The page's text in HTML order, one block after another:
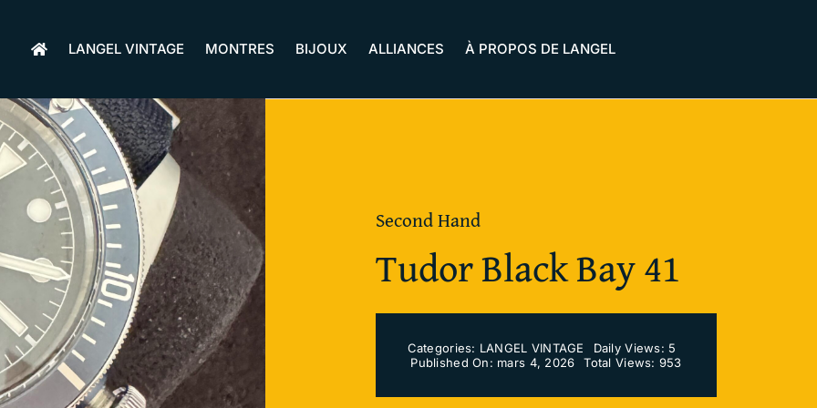
LANGEL VINTAGE MONTRES BIJOUX ALLIANCES À PROPOS DE LANGEL
Second Hand
Tudor Black Bay 41
Categories: LANGEL VINTAGE
Daily Views: 5
Published On: mars 4, 2026
Total Views: 953